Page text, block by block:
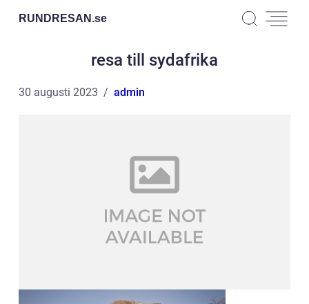
RUNDRESAN.se
resa till sydafrika
30 augusti 2023 admin